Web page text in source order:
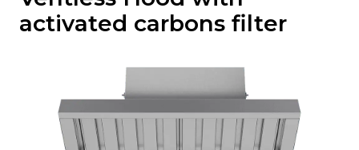
activated carbons filter